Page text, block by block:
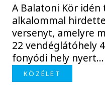
A Balatoni Kör
alkalommal
versenyt, amelyre
22 vendéglátóhely
fonyódi hely nyert...
KÖZÉLET